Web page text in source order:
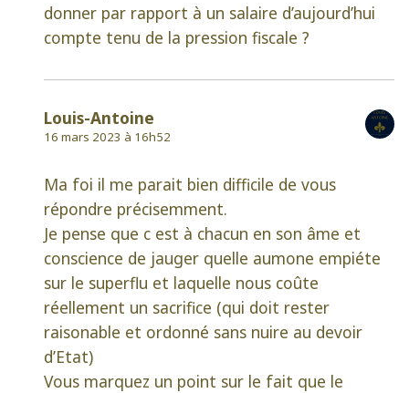
donner par rapport à un salaire d’aujourd’hui
compte tenu de la pression fiscale ?
Louis-Antoine
16 mars 2023 à 16h52
Ma foi il me parait bien difficile de vous
répondre précisemment.
Je pense que c est à chacun en son âme et
conscience de jauger quelle aumone empiéte
sur le superflu et laquelle nous coûte
réellement un sacrifice (qui doit rester
raisonable et ordonné sans nuire au devoir
d’Etat)
Vous marquez un point sur le fait que le